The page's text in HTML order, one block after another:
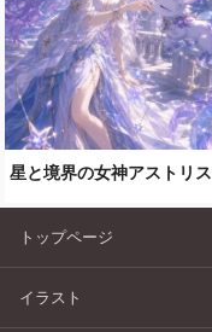
星と境界の女神アストリス
トップページ
イラスト